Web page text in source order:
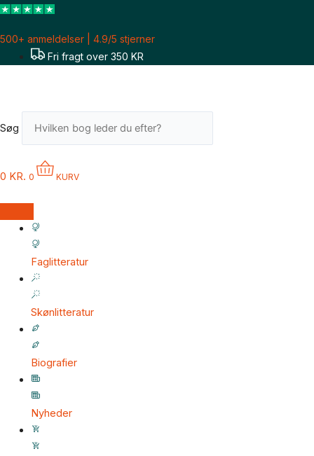
Gå
indholdet
500+ anmeldelser | 4.9/5 stjerner
Fri fragt over 350 KR
Søg
0 KR. 0 KURV
Faglitteratur
Skønlitteratur
Biografier
Nyheder